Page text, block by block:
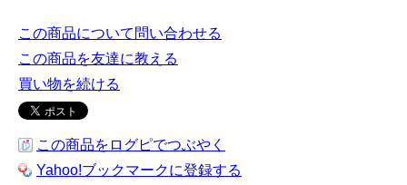
この商品について問い合わせる
この商品を友達に教える
買い物を続ける
この商品をログピでつぶやく
Yahoo!ブックマークに登録する